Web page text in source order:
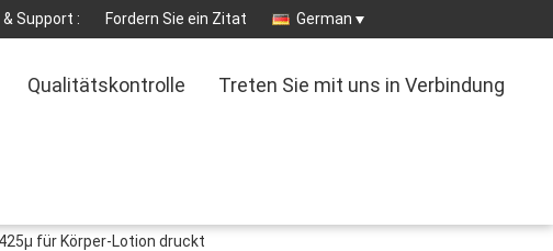
Support : Fordern Sie ein Zitat German
Qualitätskontrolle Treten Sie mit uns in Verbindung
für Körper-Lotion druckt